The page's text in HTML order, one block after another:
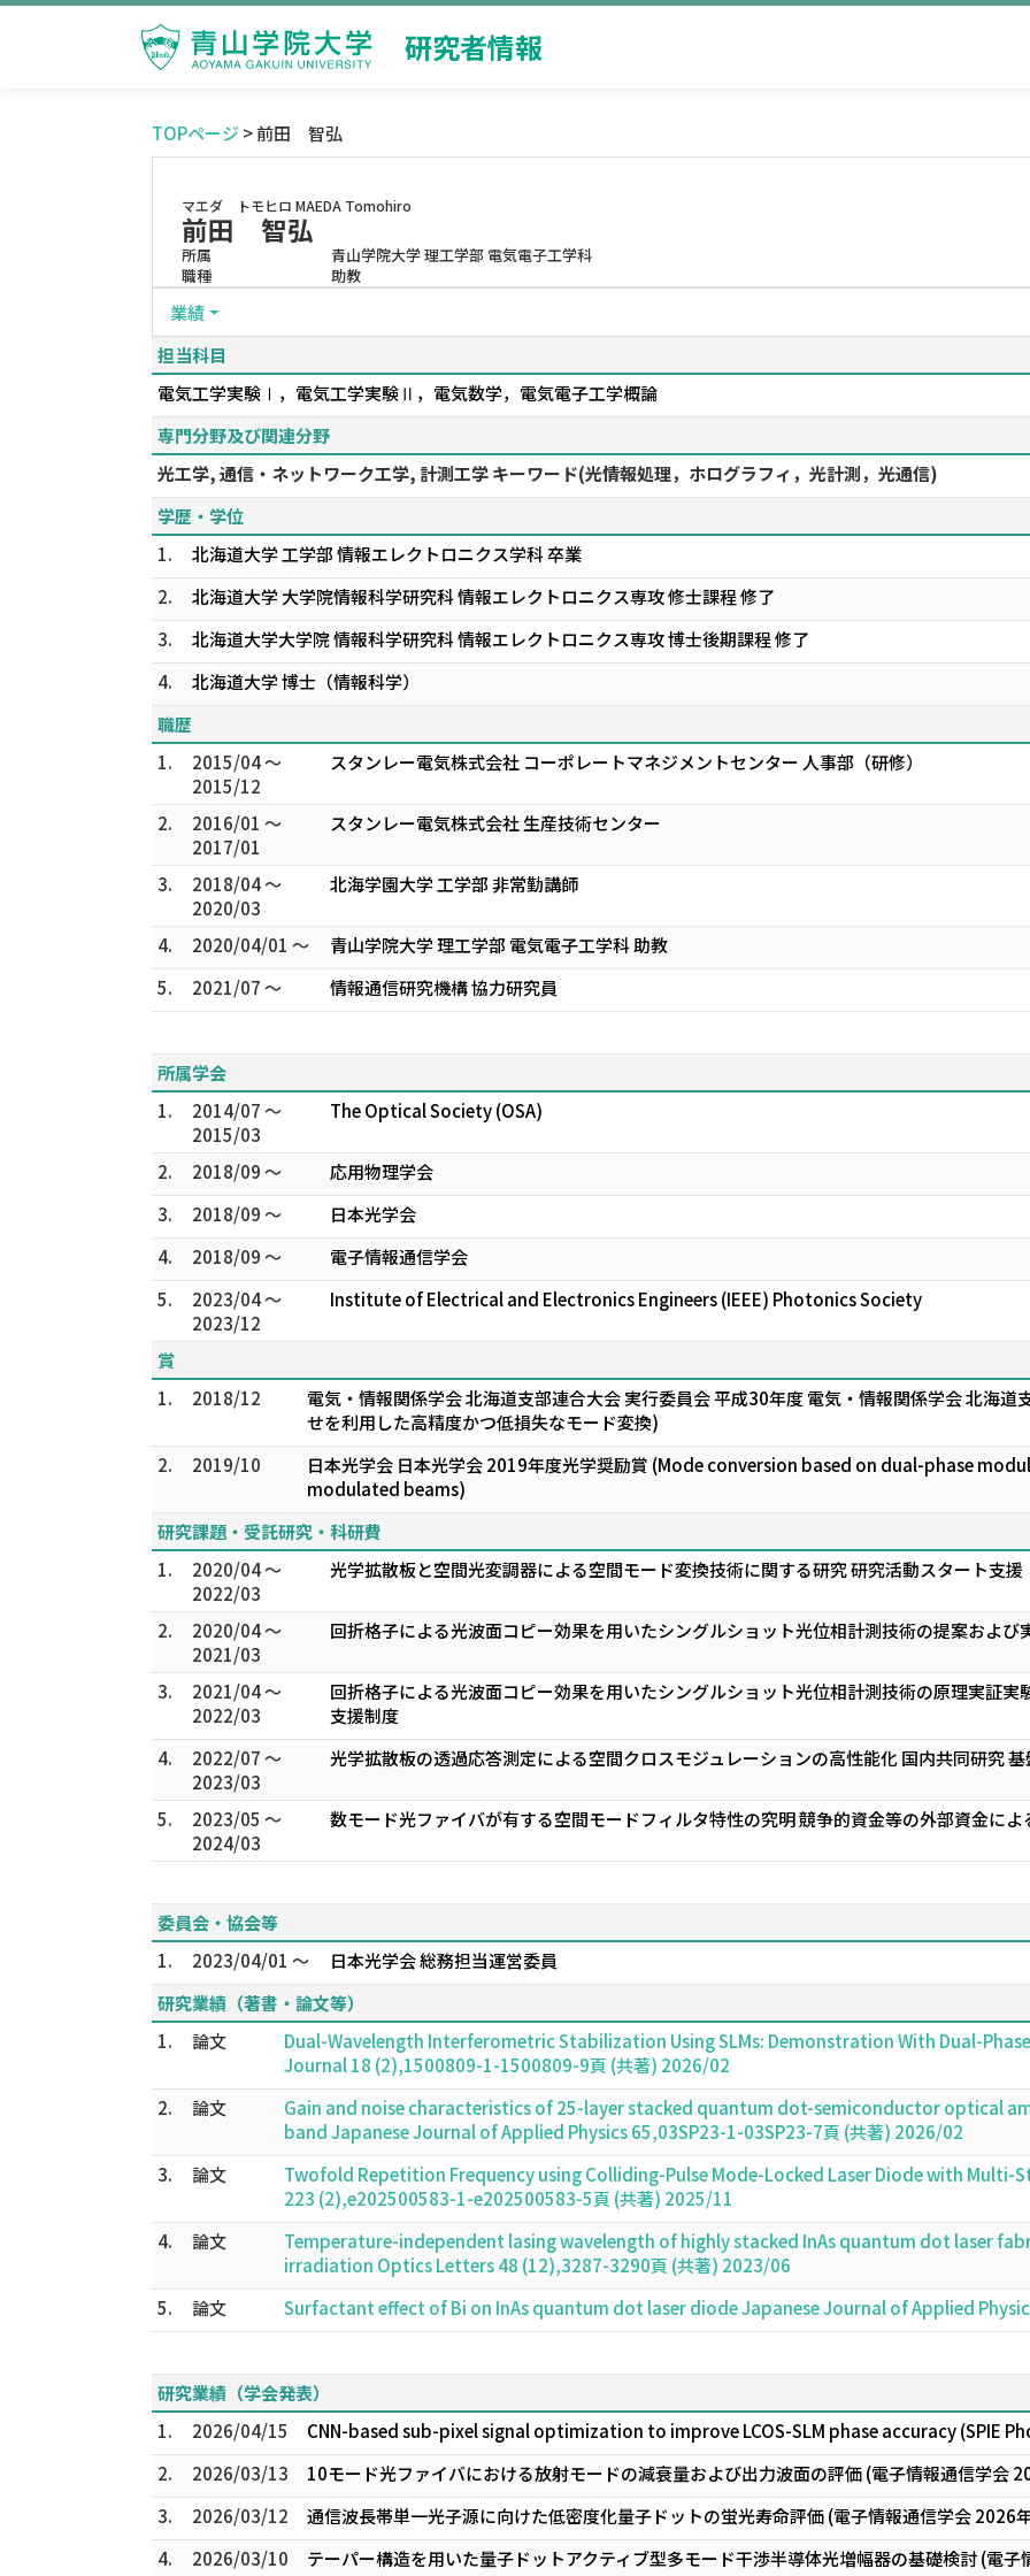
研究者情報
TOPページ > 前田 智弘
マエダ トモヒロ MAEDA Tomohiro
前田 智弘
所属
青山学院大学 理工学部 電気電子工学科
職種
助教
業績
担当科目
電気工学実験Ⅰ，電気工学実験Ⅱ，電気数学，電気電子工学概論
専門分野及び関連分野
光工学, 通信・ネットワーク工学, 計測工学 キーワード(光情報処理，ホログラフィ，光計測，光通信)
学歴・学位
1.
北海道大学 工学部 情報エレクトロニクス学科 卒業
2.
北海道大学 大学院情報科学研究科 情報エレクトロニクス専攻 修士課程 修了
3.
北海道大学大学院 情報科学研究科 情報エレクトロニクス専攻 博士後期課程 修了
4.
北海道大学 博士（情報科学）
職歴
1.
2015/04 ～
2015/12
スタンレー電気株式会社 コーポレートマネジメントセンター 人事部（研修）
2.
2016/01 ～
2017/01
スタンレー電気株式会社 生産技術センター
3.
2018/04 ～
2020/03
北海学園大学 工学部 非常勤講師
4. 2020/04/01 ～
青山学院大学 理工学部 電気電子工学科 助教
5.
2021/07 ～
情報通信研究機構 協力研究員
所属学会
1.
2014/07 ～
2015/03
The Optical Society (OSA)
2. 2018/09 ～
応用物理学会
3.
2018/09 ～
日本光学会
4.
2018/09 ～
電子情報通信学会
5.
2023/04 ～
2023/12
Institute of Electrical and Electronics Engineers (IEEE) Photonics Society
賞
1.
2018/12
電気・情報関係学会 北海道支部連合大会 実行委員会 平成30年度 電気・情報関係学会 北海
せを利用した高精度かつ低損失なモード変換)
2.
2019/10
日本光学会 日本光学会 2019年度光学奨励賞 (Mode conversion based on dual-phase
modulated beams)
研究課題・受託研究・科研費
1.
2020/04 ～
2022/03
光学拡散板と空間光変調器による空間モード変換技術に関する研究 研究活動スタート支援
2.
2020/04 ～
2021/03
回折格子による光波面コピー効果を用いたシングルショット光位相計測技術の提案およ
3.
2021/04 ～
2022/03
回折格子による光波面コピー効果を用いたシングルショット光位相計測技術の原理実証
支援制度
4.
2022/07 ～
2023/03
光学拡散板の透過応答測定による空間クロスモジュレーションの高性能化 国内共同研究
5.
2023/05 ～
2024/03
数モード光ファイバが有する空間モードフィルタ特性の究明 競争的資金等の外部資金に
委員会・協会等
1.
2023/04/01 ～
日本光学会 総務担当運営委員
研究業績（著書・論文等）
1.
論文
Dual-Wavelength Interferometric Stabilization Using SLMs: Demonstration With Dual-
Journal 18 (2),1500809-1-1500809-9頁 (共著) 2026/02
2.
論文
Gain and noise characteristics of 25-layer stacked quantum dot-semiconductor optical
band Japanese Journal of Applied Physics 65,03SP23-1-03SP23-7頁 (共著) 2026/02
3.
論文
Twofold Repetition Frequency using Colliding-Pulse Mode-Locked Laser Diode with Multi-
223 (2),e202500583-1-e202500583-5頁 (共著) 2025/11
4.
論文
Temperature-independent lasing wavelength of highly stacked InAs quantum dot laser
irradiation Optics Letters 48 (12),3287-3290頁 (共著) 2023/06
5.
論文
Surfactant effect of Bi on InAs quantum dot laser diode Japanese Journal of Applied
研究業績（学会発表）
1.
2026/04/15
CNN-based sub-pixel signal optimization to improve LCOS-SLM phase accuracy (SPIE
2.
2026/03/13
10モード光ファイバにおける放射モードの減衰量および出力波面の評価 (電子情報通信学会
3.
2026/03/12
通信波長帯単一光子源に向けた低密度化量子ドットの蛍光寿命評価 (電子情報通信学会 2026
4.
2026/03/10 テーパー構造を用いた量子ドットアクティブ型多モード干渉半導体光増幅器の基礎検討 (電